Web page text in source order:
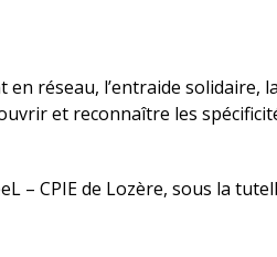
réseau, l’entraide
et reconnaître les
– CPIE de Lozère, sous la